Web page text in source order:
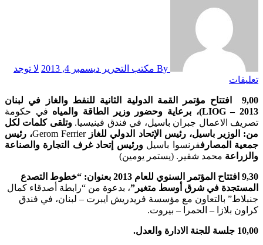
ديسمبر 4, 2013
لا توجد
تعليقات
9,00 افتتاح مؤتمر القمة الدولية الثانية للنفط والغاز في لبنان
LIOG – 2013)، برعاية وحضور وزير الطاقة والمياه
في حكومة
تصريف الاعمال جبران باسيل، في فندق فينيسيا.وتلقى كلمات لكل
من: الوزير باسيل، رئيس الإتحاد الدولي للغازGerom Ferrier، رئيس
جمعية المصارففرنسوا باسيل ورئيس إتحاد غرف التجارة والصناعة
والزراعة محمد شقير. (يستمر يومين)
9,30 افتتاح المؤتمر السنوي للعام 2013 بعنوان: “خطوط التصدع
المستجدة في شرق أوسط متغير”، بدعوة من “رابطة أصدقاء كمال
جنبلاط” بالتعاون مع مؤسسة فريدريش ايبرت – لبنان، في فندق
كراون بلازا – الحمرا – بيروت.
10,00 جلسة للجنة الادارة والعدل.